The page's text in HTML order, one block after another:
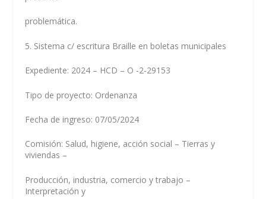
problemática.
5. Sistema c/ escritura Braille en boletas municipales
Expediente: 2024 – HCD – O -2-29153
Tipo de proyecto: Ordenanza
Fecha de ingreso: 07/05/2024
Comisión: Salud, higiene, acción social – Tierras y
viviendas –
Producción, industria, comercio y trabajo –
Interpretación y